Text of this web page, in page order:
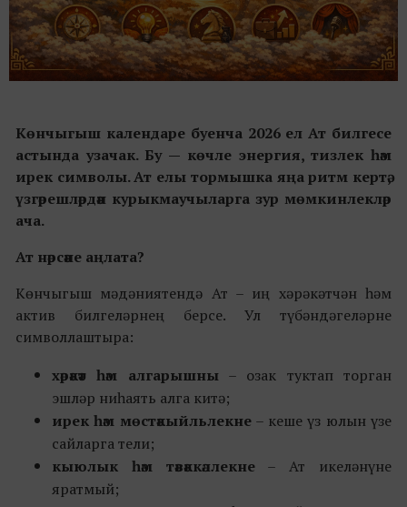
Көнчыгыш календаре буенча 2026 ел Ат билгесе
астында узачак. Бу — көчле энергия, тизлек һәм
ирек символы. Ат елы тормышка яңа ритм кертә,
үзгәрешләрдән курыкмаучыларга зур мөмкинлекләр
ача.
Ат нәрсәне аңлата?
Көнчыгыш мәдәниятендә Ат – иң хәрәкәтчән һәм
актив билгеләрнең берсе. Ул түбәндәгеләрне
символлаштыра:
хәрәкәт һәм алгарышны– озак туктап торган
эшләр ниһаять алга китә;
ирек һәм мөстәкыйльлекне– кеше үз юлын үзе
сайларга тели;
кыюлык һәм тәвәккәллекне– Ат икеләнүне
яратмый;